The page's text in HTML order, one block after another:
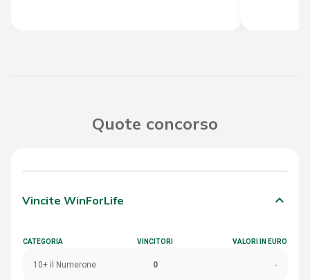
Quote concorso
Vincite WinForLife keyboard_arrow_down
CATEGORIA VINCITORI VALORI IN EURO
10+ il Numerone 0 -